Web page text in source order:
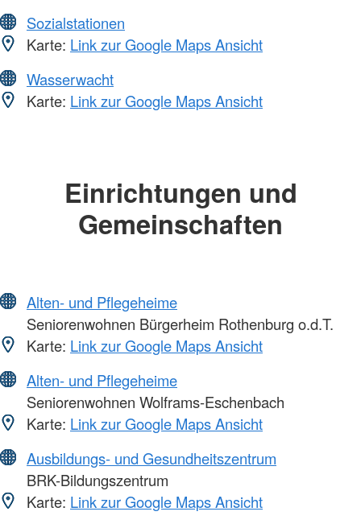
Sozialstationen
Karte: Link zur Google Maps Ansicht
Wasserwacht
Karte: Link zur Google Maps Ansicht
Einrichtungen und
Gemeinschaften
Alten- und Pflegeheime
Seniorenwohnen Bürgerheim Rothenburg o.d.T.
Karte: Link zur Google Maps Ansicht
Alten- und Pflegeheime
Seniorenwohnen Wolframs-Eschenbach
Karte: Link zur Google Maps Ansicht
Ausbildungs- und Gesundheitszentrum
BRK-Bildungszentrum
Karte: Link zur Google Maps Ansicht